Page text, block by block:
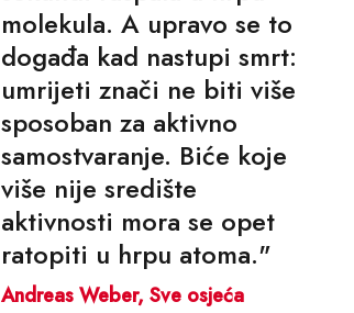
molekula. A upravo se to
događa kad nastupi smrt:
umrijeti znači ne biti više
sposoban za aktivno
samostvaranje. Biće koje
više nije središte
aktivnosti mora se opet
ratopiti u hrpu atoma."
Andreas Weber, Sve osjeća